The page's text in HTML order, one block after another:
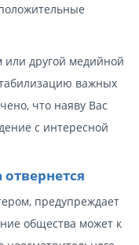
или другой медийной
важных
что наяву Вас
с интересной
предупреждает
общества может к